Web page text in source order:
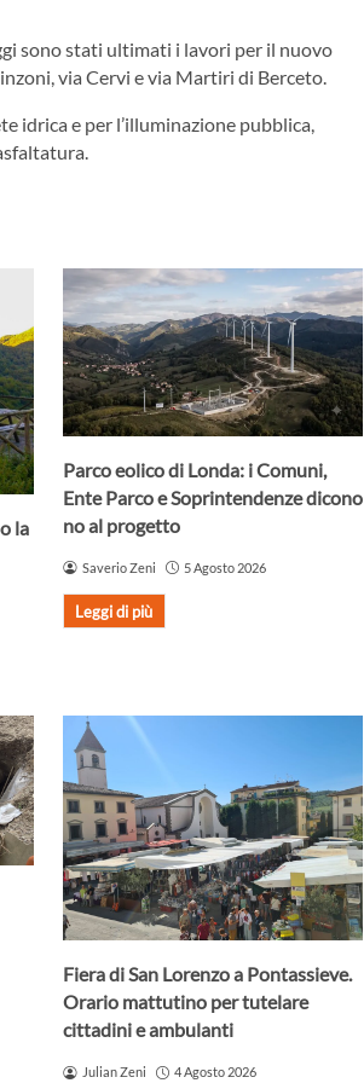
sono stati ultimati i lavori per il nuovo
via Cervi e via Martiri di Berceto.
idrica e per l’illuminazione pubblica,
la
Parco eolico di Londa: i Comuni,
Ente Parco e Soprintendenze dicono
no al progetto
Saverio Zeni 5 Agosto 2026
Leggi di più
Fiera di San Lorenzo a Pontassieve.
Orario mattutino per tutelare
cittadini e ambulanti
Julian Zeni 4 Agosto 2026